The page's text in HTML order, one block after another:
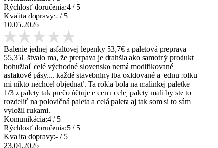
Rýchlosť doručenia:4 / 5
Kvalita dopravy:- / 5
10.05.2026
Balenie jednej asfaltovej lepenky 53,7€ a paletová preprava
55,35€ štvalo ma, že prerpava je drahšia ako samotný produkt
bohužiaľ celé východné slovensko nemá modifikované
asfaltové pásy.... každé stavebniny iba oxidované a jednu rolku
mi nikto nechcel objednať. Ta rokla bola na malinkej paletke
1/3 z palety tak prečo účtujete cenu celej palety mali by ste to
rozdeliť na polovičná paleta a celá paleta aj tak som si to sám
vyložil rukami.
Komunikácia:4 / 5
Rýchlosť doručenia:5 / 5
Kvalita dopravy:- / 5
23.04.2026